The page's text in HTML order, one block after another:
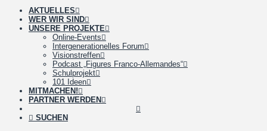
AKTUELLES
WER WIR SIND
UNSERE PROJEKTE
Online-Events
Intergenerationelles Forum
Visionstreffen
Podcast „Figures Franco-Allemandes“
Schulprojekt
101 Ideen
MITMACHEN!
PARTNER WERDEN
SUCHEN